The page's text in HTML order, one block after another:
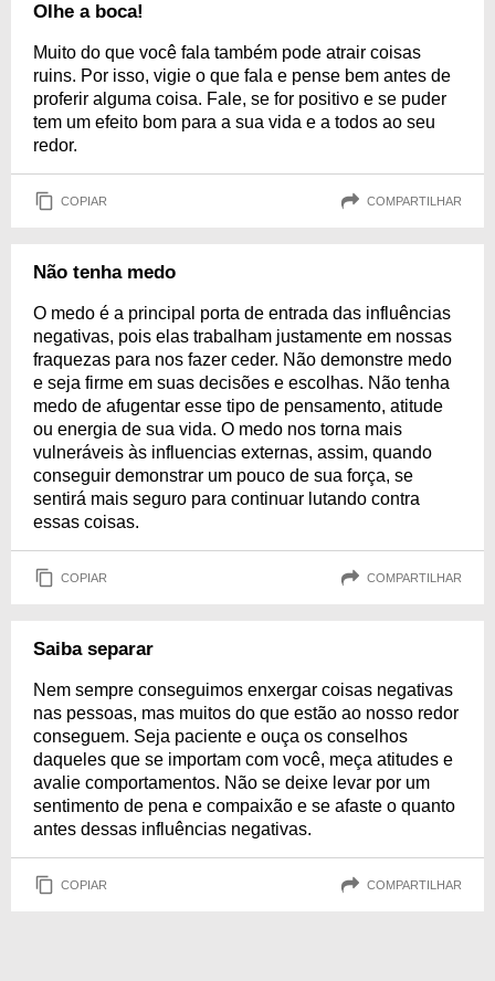
Olhe a boca!
Muito do que você fala também pode atrair coisas
ruins. Por isso, vigie o que fala e pense bem antes de
proferir alguma coisa. Fale, se for positivo e se puder
tem um efeito bom para a sua vida e a todos ao seu
redor.
COPIAR COMPARTILHAR
Não tenha medo
O medo é a principal porta de entrada das influências
negativas, pois elas trabalham justamente em nossas
fraquezas para nos fazer ceder. Não demonstre medo
e seja firme em suas decisões e escolhas. Não tenha
medo de afugentar esse tipo de pensamento, atitude
ou energia de sua vida. O medo nos torna mais
vulneráveis às influencias externas, assim, quando
conseguir demonstrar um pouco de sua força, se
sentirá mais seguro para continuar lutando contra
essas coisas.
COPIAR COMPARTILHAR
Saiba separar
Nem sempre conseguimos enxergar coisas negativas
nas pessoas, mas muitos do que estão ao nosso redor
conseguem. Seja paciente e ouça os conselhos
daqueles que se importam com você, meça atitudes e
avalie comportamentos. Não se deixe levar por um
sentimento de pena e compaixão e se afaste o quanto
antes dessas influências negativas.
COPIAR COMPARTILHAR